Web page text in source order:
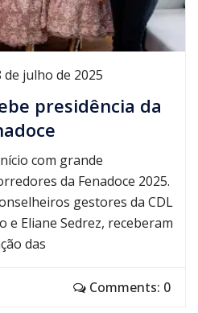
de julho de 2025
presidência da
com grande
da Fenadoce 2025.
gestores da CDL
e Eliane Sedrez, receberam
das
Comments: 0